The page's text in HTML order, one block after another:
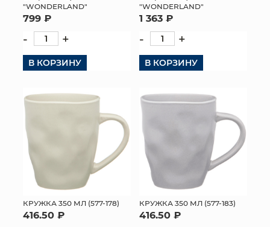
"WONDERLAND"
799 ₽
- +
В КОРЗИНУ
"WONDERLAND"
1 363 ₽
- +
В КОРЗИНУ
КРУЖКА 350 МЛ (577-178)
416.50 ₽
КРУЖКА 350 МЛ (577-183)
416.50 ₽